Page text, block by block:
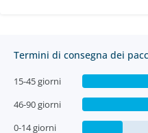
Termini di consegna dei
15-45 giorni
46-90 giorni
0-14 giorni